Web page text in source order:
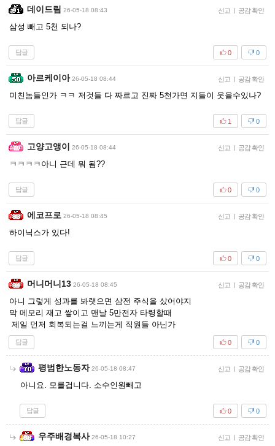
데이드림 26-05-18 08:43 신고 | 공감 확인
삼성 빼고 5천 되나?
답글 0
0
아르케이아 26-05-18 08:44 신고 | 공감 확인
미친놈들인가 ㅋㅋ 저것들 다 짜르고 진짜 5천가면 지들이 웃을수있나?
답글 0
1
고양고앵이 26-05-18 08:44 신고 | 공감 확인
ㅋㅋㅋㅋ아니 근데 뭐 됨??
답글 0
0
에코프로 26-05-18 08:45 신고 | 공감 확인
하이닉스가 있다!
답글 0
0
머니머니13 26-05-18 08:45 신고 | 공감 확인
아니 그렇게 성과를 봐랫으면 삼전 주식을 샀어야지
막 메모리 재고 쌓이고 맨날 5만전자 타령할때
제일 먼저 회복되는걸 느끼는게 직원들 아닌가
답글 0
0
평범한노동자 26-05-18 08:47 신고 | 공감 확인
아니요. 모를겁니다. 소수인원빼고
답글 0
0
우주배경복사 26-05-18 10:27 신고 | 공감 확인